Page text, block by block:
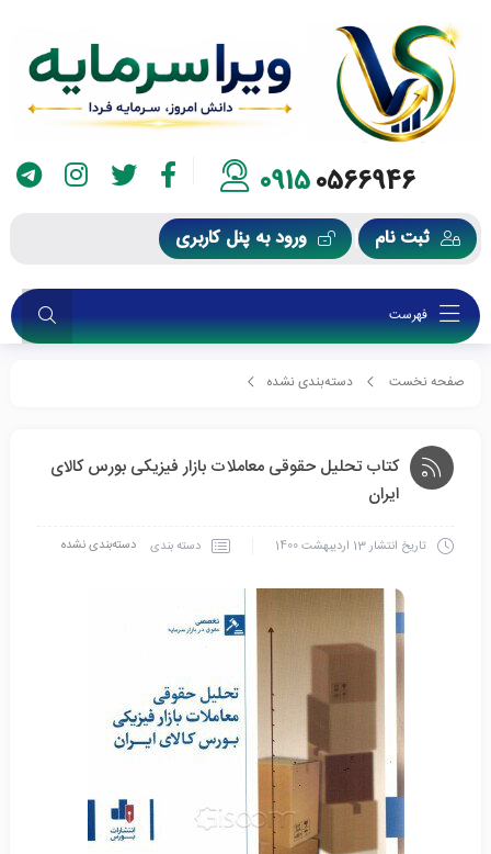
09150566946
ثبت نام ورود به پنل کاربری
فهرست
صفحه نخست دسته‌بندی نشده
کتاب تحلیل حقوقی معاملات بازار فیزیکی بورس کالای
ایران
تاریخ انتشار13 اردیبهشت 1400 دسته بندی دسته‌بندی نشده